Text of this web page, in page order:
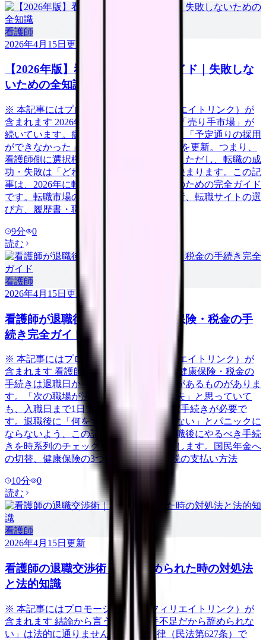
看護師
2026年4月15日 更新
【2026年版】看護師転職の完全ガイド｜失敗しな
いための全知識
※ 本記事にはプロモーション（アフィリエイトリンク）が
含まれます 2026年、看護師の転職市場は「売り手市場」が
続いています。病院看護実態調査によると「予定通りの採用
ができなかった」病院は58.3%で過去最高を更新。つまり、
看護師側に選択権がある有利な市場です。ただし、転職の成
功・失敗は「どれだけ準備をしたか」で決まります。この記
事は、2026年に転職を考えている看護師のための完全ガイド
です。転職市場の最新動向から、自己分析、転職サイトの選
び方、履歴書・職務経歴書の書き方、面
9分
0
読む
看護師
2026年4月15日 更新
看護師が退職後にやるべき年金・保険・税金の手
続き完全ガイド
※ 本記事にはプロモーション（アフィリエイトリンク）が
含まれます 看護師が退職した後、年金・健康保険・税金の
手続きは退職日から14日以内に行う必要があるものがありま
す。「次の職場が決まっているから大丈夫」と思っていて
も、入職日まで1日でも空白期間があれば手続きが必要で
す。退職後に「何をすればいいかわからない」とパニックに
ならないよう、この記事では看護師が退職後にやるべき手続
きを時系列のチェックリスト形式で整理します。国民年金へ
の切替、健康保険の3つの選択肢、住民税の支払い方法
10分
0
読む
看護師
2026年4月15日 更新
看護師の退職交渉術｜引き止められた時の対処法
と法的知識
※ 本記事にはプロモーション（アフィリエイトリンク）が
含まれます 結論から言うと、「人手不足だから辞められな
い」は法的に通りません。日本の法律（民法第627条）で